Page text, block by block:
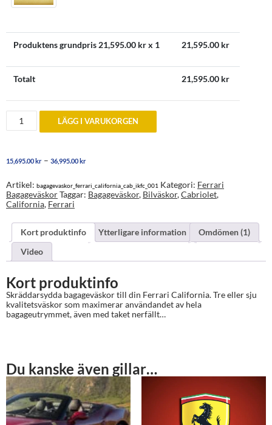
Produktens grundpris 21,595.00 kr x 1 21,595.00 kr
Totalt 21,595.00 kr
Bagageväskor
Ferrari
LÄGG I VARUKORGEN
15,695.00kr – 36,995.00krPrisintervall:
36,995.00 kr
Artikel: bagagevaskor_ferrari_california_cab_ikfc_001 Kategori: Ferrari
BagageväskorTaggar: Bagageväskor, Bilväskor,Cabriolet,
California, Ferrari
Kort produktinfo Ytterligare information
Omdömen (1)
Video
Kort produktinfo
Skräddarsydda bagageväskor till din Ferrari California. Tre eller sju
kvalitetsväskor som maximerar användandet av hela
bagageutrymmet, även med taket nerfällt…
Du kanske även gillar…